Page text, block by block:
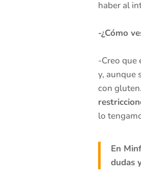
haber al
-¿Cómo
-Creo que
y, aunque
con
lo
En
dudas